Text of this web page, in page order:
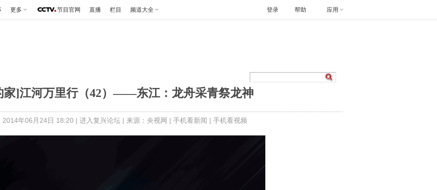
更多 节目官网 直播 栏目 频道大全 帮助 应用
登录
家]江河万里行（42）——东江：龙舟采青祭龙神
2014年06月24日 18:20 | 进入复兴论坛 | 来源：央视网 | 手机看新闻 | 手机看视频